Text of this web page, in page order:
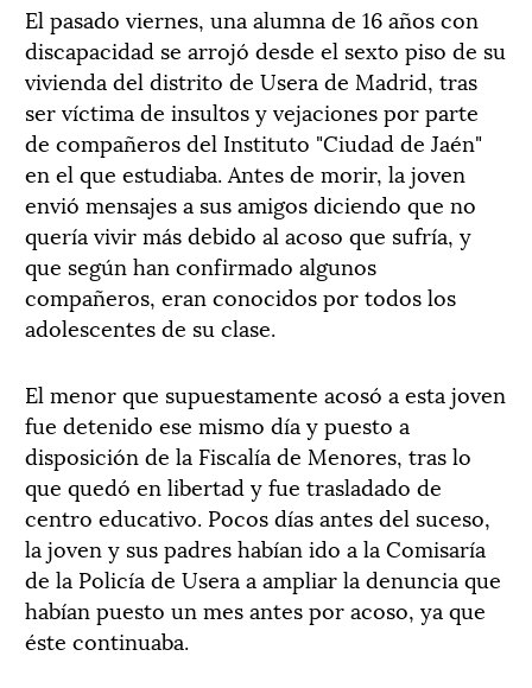
El pasado viernes, una alumna de 16 años con
discapacidad se arrojó desde el sexto piso de su
vivienda del distrito de Usera de Madrid, tras
ser víctima de insultos y vejaciones por parte
de compañeros del Instituto "Ciudad de Jaén"
en el que estudiaba. Antes de morir, la joven
envió mensajes a sus amigos diciendo que no
quería vivir más debido al acoso que sufría, y
que según han confirmado algunos
compañeros, eran conocidos por todos los
adolescentes de su clase.
El menor que supuestamente acosó a esta joven
fue detenido ese mismo día y puesto a
disposición de la Fiscalía de Menores, tras lo
que quedó en libertad y fue trasladado de
centro educativo. Pocos días antes del suceso,
la joven y sus padres habían ido a la Comisaría
de la Policía de Usera a ampliar la denuncia que
habían puesto un mes antes por acoso, ya que
éste continuaba.